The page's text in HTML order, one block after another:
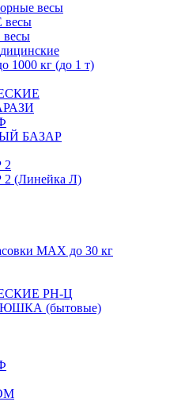
весы
1000 кг (до 1 т)
БАЗАР
2
(Линейка Л)
MAX до 30 кг
РН-Ц
(бытовые)